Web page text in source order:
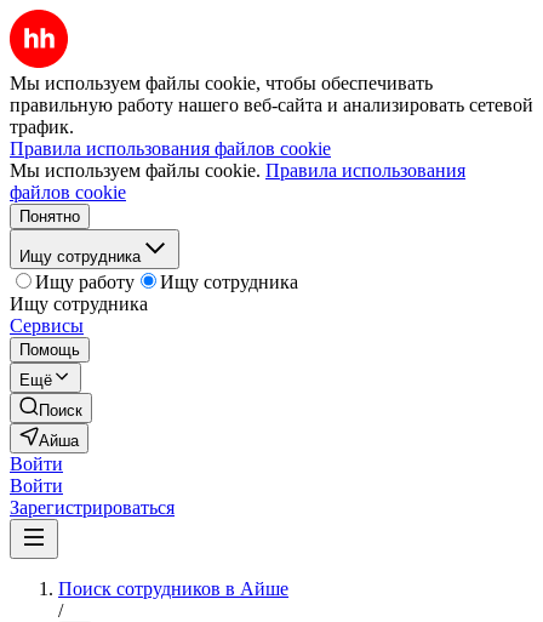
Мы используем файлы cookie, чтобы обеспечивать
правильную работу нашего веб-сайта и анализировать сетевой
трафик.
Правила использования файлов cookie
Мы используем файлы cookie. Правила использования
файлов cookie
Понятно
Ищу сотрудника
Ищу работу
Ищу сотрудника
Ищу сотрудника
Сервисы
Помощь
Ещё
Поиск
Айша
Войти
Войти
Зарегистрироваться
Поиск сотрудников в Айше
/